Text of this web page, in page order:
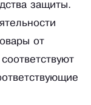
защиты.
от